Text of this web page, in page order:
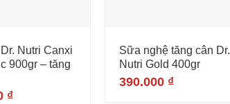
Nutri Canxi
900gr – tăng
₫
Sữa nghệ tăng cân Dr.
Nutri Gold 400gr
390.000 ₫